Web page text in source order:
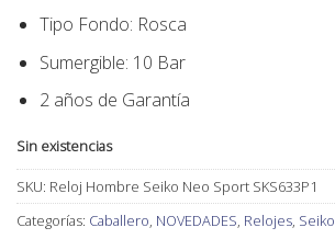
Tipo Fondo: Rosca
Sumergible: 10 Bar
2 años de Garantía
Sin existencias
SKU: Reloj Hombre Seiko Neo Sport SKS633P1
Categorías: Caballero, NOVEDADES, Relojes, Seiko